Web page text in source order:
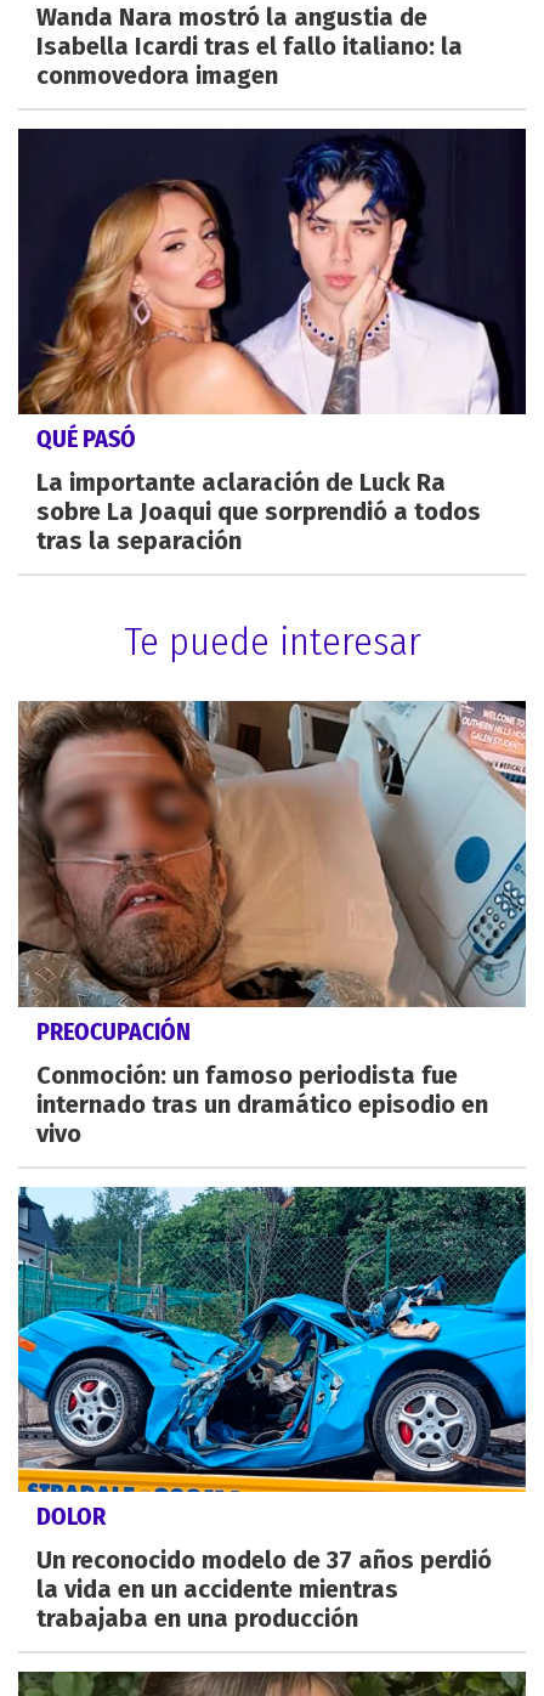
Wanda Nara mostró la angustia de
Isabella Icardi tras el fallo italiano: la
conmovedora imagen
QUÉ PASÓ
La importante aclaración de Luck Ra
sobre La Joaqui que sorprendió a todos
tras la separación
Te puede interesar
PREOCUPACIÓN
Conmoción: un famoso periodista fue
internado tras un dramático episodio en
vivo
DOLOR
Un reconocido modelo de 37 años perdió
la vida en un accidente mientras
trabajaba en una producción